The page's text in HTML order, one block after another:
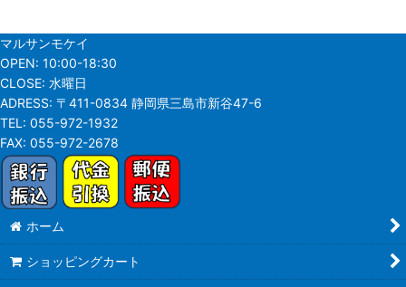
マルサンモケイ
OPEN: 10:00-18:30
CLOSE: 水曜日
ADRESS: 〒411-0834 静岡県三島市新谷47-6
TEL: 055-972-1932
FAX: 055-972-2678
ホーム
ショッピングカート